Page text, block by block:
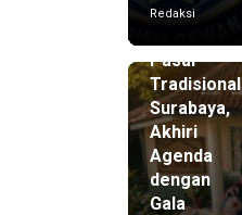
Redaksi
IKAPPI
Pasar
Tradisional
Surabaya,
Akhiri
Agenda
dengan
Gala